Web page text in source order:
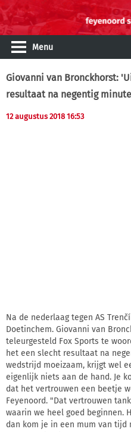
Menu
Giovanni van Bronckhorst:
resultaat na negentig
12 augustus 2018 16:53
Na de nederlaag tegen AS
Doetinchem. Giovanni van
teleurgesteld Fox Sports te
het een slecht resultaat na
wedstrijd moeizaam, krijgt wel
eigenlijk niets aan de hand. Je
dat het vertrouwen een beetje
Feyenoord. "Dat vertrouwen
waarin we heel goed beginnen.
dan kom je in een mum van tijd